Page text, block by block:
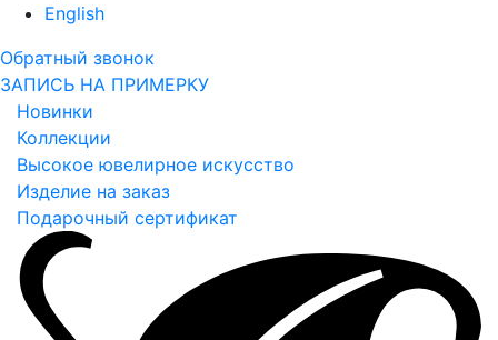
English
Обратный звонок
ЗАПИСЬ НА ПРИМЕРКУ
Новинки
Коллекции
Высокое ювелирное искусство
Изделие на заказ
Подарочный сертификат